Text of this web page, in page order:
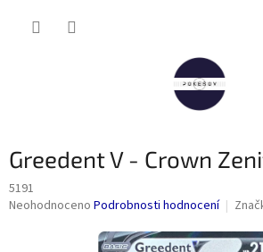
Greedent V - Crown
5191
Průměrné
Neohodnoceno Podrobnosti hodnocení